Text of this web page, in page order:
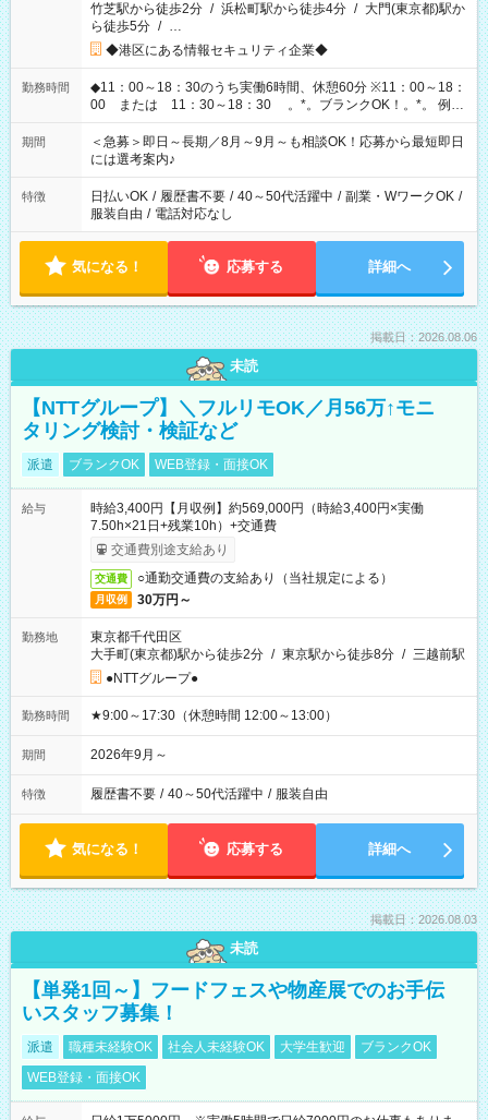
竹芝駅から徒歩2分 / 浜松町駅から徒歩4分 / 大門(東京都)駅か
ら徒歩5分 / …
◆港区にある情報セキュリティ企業◆
勤務時間
◆11：00～18：30のうち実働6時間、休憩60分 ※11：00～18：
00 または 11：30～18：30 。*。ブランクOK！。*。 例え
ば前職が、 在宅/財団法人/事務/コールセンター/受付/販売/カフェ
スタッフ スイーツ販売/ホテルフロント/化粧品販売/など 様々な
業界から入社して活躍されています♪
期間
＜急募＞即日～長期／8月～9月～も相談OK！応募から最短即日
には選考案内♪
特徴 日払いOK / 履歴書不要 / 40～50代活躍中 / 副業・WワークOK /
服装自由 / 電話対応なし
気になる！ 応募する 詳細へ
掲載日：2026.08.06
未読
【NTTグループ】＼フルリモOK／月56万↑モニ
タリング検討・検証など
派遣 ブランクOK WEB登録・面接OK
給与
時給3,400円【月収例】約569,000円（時給3,400円×実働
7.50h×21日+残業10h）+交通費
交通費別途支給あり
交通費 ○通勤交通費の支給あり（当社規定による）
月収例 30万円～
勤務地
東京都千代田区
大手町(東京都)駅から徒歩2分 / 東京駅から徒歩8分 / 三越前駅
●NTTグループ●
勤務時間 ★9:00～17:30（休憩時間 12:00～13:00）
期間 2026年9月～
特徴 履歴書不要 / 40～50代活躍中 / 服装自由
気になる！ 応募する 詳細へ
掲載日：2026.08.03
未読
【単発1回～】フードフェスや物産展でのお手伝
いスタッフ募集！
派遣 職種未経験OK 社会人未経験OK 大学生歓迎
ブランクOK
WEB登録・面接OK